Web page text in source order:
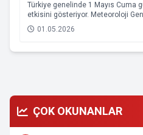
Türkiye genelinde 1 Mayıs Cuma
etkisini gösteriyor. Meteoroloji
sıcaklıklar kuzeybatıdan
normallerinin altına inecek.
01.05.2026
ÇOK OKUNANLAR